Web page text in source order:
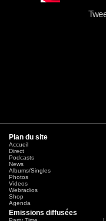
Plan du site
Accueil
Direct
Podcasts
News
Albums/Singles
Photos
Videos
Webradios
Shop
Agenda
Emissions diffusées